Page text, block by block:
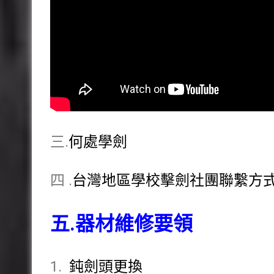
三.何處學劍
四 .台灣地區學校擊劍社團聯繫方
五.器材維修要領
1. 鈍劍頭更換